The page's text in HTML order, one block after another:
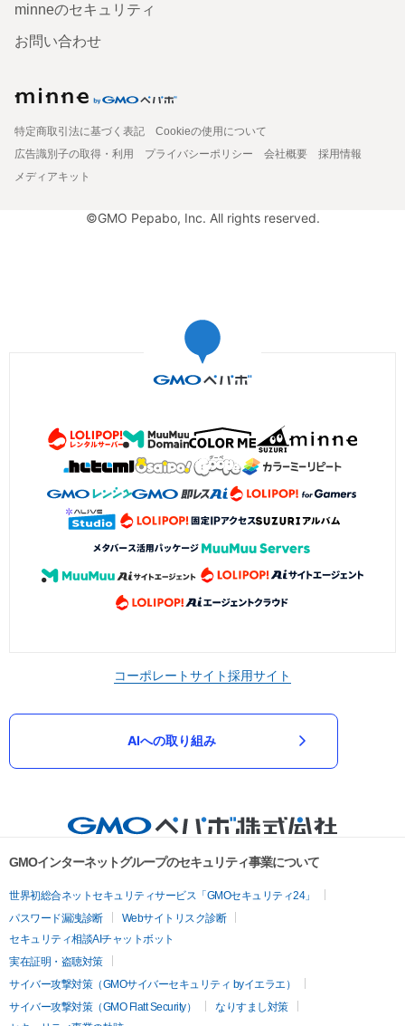
minneのセキュリティ
お問い合わせ
特定商取引法に基づく表記
Cookieの使用について
広告識別子の取得・利用
プライバシーポリシー 会社概要
採用情報
メディアキット
©GMO Pepabo, Inc. All rights reserved.
コーポレートサイト採用サイト
AIへの取り組み
GMOインターネットグループのセキュリティ事業について
世界初総合ネットセキュリティサービス「GMOセキュリティ24」
パスワード漏洩診断
Webサイトリスク診断
セキュリティ相談AIチャットボット
実在証明・盗聴対策
サイバー攻撃対策（GMOサイバーセキュリティ byイエラエ）
サイバー攻撃対策（GMO Flatt Security）
なりすまし対策